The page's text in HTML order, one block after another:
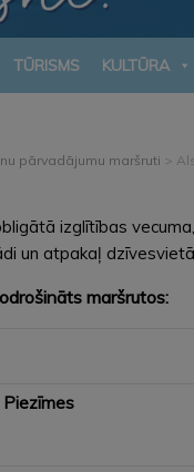
TŪRISMS KULTŪRA
pārvadājumu maršruti >
izglītības
un atpakaļ
maršrutos:
Piezīmes